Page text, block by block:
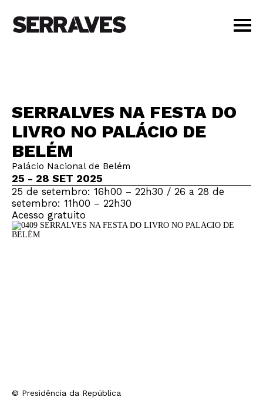
LOJA
PT | EN
BILHETES
AMIGOS
SERRALVES NA FESTA DO
LIVRO NO PALÁCIO DE
BELÉM
Palácio Nacional de Belém
25 - 28 SET 2025
25 de setembro: 16h00 – 22h30 / 26 a 28 de
setembro: 11h00 – 22h30
Acesso gratuito
© Presidência da República